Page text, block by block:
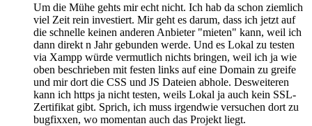
Um die Mühe gehts mir echt nicht. Ich hab da schon ziemlich
viel Zeit rein investiert. Mir geht es darum, dass ich jetzt auf
die schnelle keinen anderen Anbieter "mieten" kann, weil ich
dann direkt n Jahr gebunden werde. Und es Lokal zu testen
via Xampp würde vermutlich nichts bringen, weil ich ja wie
oben beschrieben mit festen links auf eine Domain zu greife
und mir dort die CSS und JS Dateien abhole. Desweiteren
kann ich https ja nicht testen, weils Lokal ja auch kein SSL-
Zertifikat gibt. Sprich, ich muss irgendwie versuchen dort zu
bugfixxen, wo momentan auch das Projekt liegt.